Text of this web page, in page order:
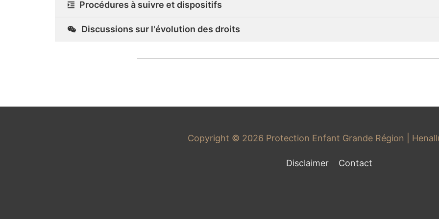
Procédures à suivre et dispositifs
Discussions sur l'évolution des droits
Copyright © 2026 Protection Enfant Grande Région |
Disclaimer Contact